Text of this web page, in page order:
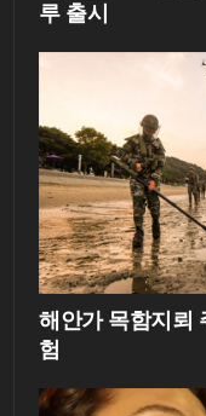
루 출시
해안가 목함지뢰
험